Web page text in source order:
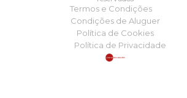
Termos e Condições
Condições de Aluguer
Política de Cookies
Política de Privacidade